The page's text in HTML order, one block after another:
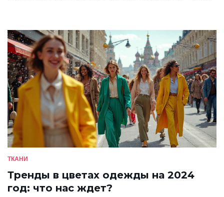
гардероб.
ТКАНИ
Тренды в цветах одежды на 2024
год: что нас ждет?